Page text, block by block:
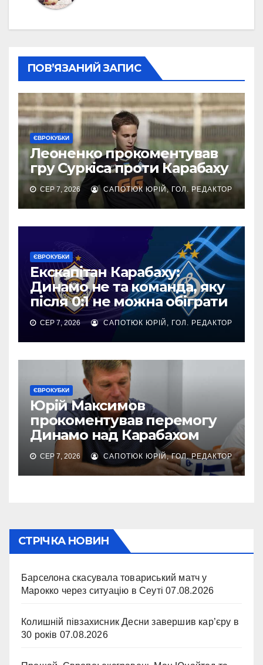
ПОВ’ЯЗАНИЙ ЗАПИС
ЄВРОКУБКИ
Леоненко прокоментував
гру Суркіса проти Карабаху
СЕР 7, 2026 САПОТЮК ЮРІЙ, ГОЛ. РЕДАКТОР
ЄВРОКУБКИ
Екскапітан Карабаху:
Динамо не та команда, яку
після 0:1 не можна обіграти
СЕР 7, 2026 САПОТЮК ЮРІЙ, ГОЛ. РЕДАКТОР
ЄВРОКУБКИ
Юрій Максимов
прокоментував перемогу
Динамо над Карабахом
СЕР 7, 2026 САПОТЮК ЮРІЙ, ГОЛ. РЕДАКТОР
СТРІЧКА НОВИН
Барселона скасувала товариський матч у
Марокко через ситуацію в Сеуті 07.08.2026
Колишній півзахисник Десни завершив кар’єру в
30 років 07.08.2026